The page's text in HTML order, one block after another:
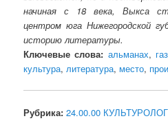
начиная с 18 века, Выкса
центром юга Нижегородской
историю литературы.
Ключевые слова: альманах,
культура,литература, место,
Рубрика: 24.00.00